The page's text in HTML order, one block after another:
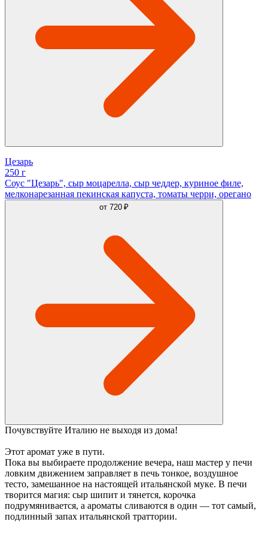
Цезарь
250 г
Соус "Цезарь", сыр моцарелла, сыр чеддер, куриное филе,
мелконарезанная пекинская капуста, томаты черри, орегано
от 720 ₽
Почувствуйте Италию не выходя из дома!
Этот аромат уже в пути.
Пока вы выбираете продолжение вечера, наш мастер у печи
ловким движением заправляет в печь тонкое, воздушное
тесто, замешанное на настоящей итальянской муке. В печи
творится магия: сыр шипит и тянется, корочка
подрумянивается, а ароматы сливаются в один — тот самый,
подлинный запах итальянской траттории.